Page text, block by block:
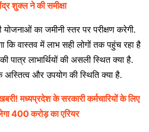
शुक्ल ने की समीक्षा
का जमीनी स्तर पर परीक्षण करेगी.
कि वास्तव में लाभ सही लोगों तक पहुंच रहा है
पात्र लाभार्थियों की असली स्थित क्या है.
के अस्तित्व और उपयोग की स्थिति क्या है.
मध्यप्रदेश के सरकारी कर्मचारियों के लिए
400 करोड़ का एरियर